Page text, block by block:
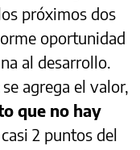
próximos dos
oportunidad
al desarrollo.
agrega el valor,
que no hay
2 puntos del